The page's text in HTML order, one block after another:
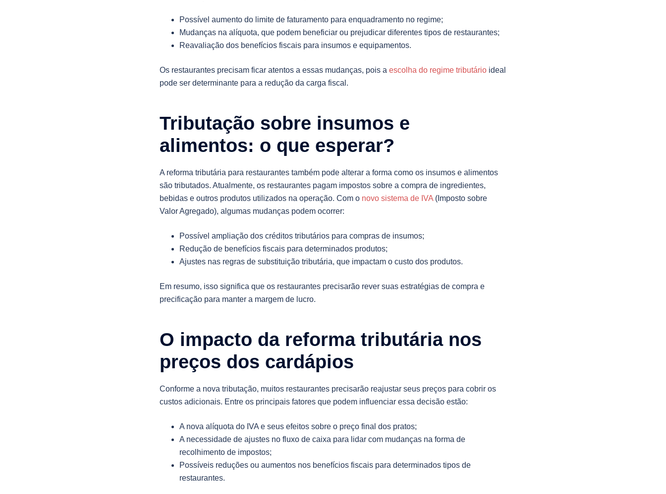
Possível aumento do limite de faturamento para enquadramento no regime;
Mudanças na alíquota, que podem beneficiar ou prejudicar diferentes tipos de restaurantes;
Reavaliação dos benefícios fiscais para insumos e equipamentos.
Os restaurantes precisam ficar atentos a essas mudanças, pois a escolha do regime tributário ideal
pode ser determinante para a redução da carga fiscal.
Tributação sobre insumos e
alimentos: o que esperar?
A reforma tributária para restaurantes também pode alterar a forma como os insumos e alimentos
são tributados. Atualmente, os restaurantes pagam impostos sobre a compra de ingredientes,
bebidas e outros produtos utilizados na operação. Com o novo sistema de IVA (Imposto sobre
Valor Agregado), algumas mudanças podem ocorrer:
Possível ampliação dos créditos tributários para compras de insumos;
Redução de benefícios fiscais para determinados produtos;
Ajustes nas regras de substituição tributária, que impactam o custo dos produtos.
Em resumo, isso significa que os restaurantes precisarão rever suas estratégias de compra e
precificação para manter a margem de lucro.
O impacto da reforma tributária nos
preços dos cardápios
Conforme a nova tributação, muitos restaurantes precisarão reajustar seus preços para cobrir os
custos adicionais. Entre os principais fatores que podem influenciar essa decisão estão:
A nova alíquota do IVA e seus efeitos sobre o preço final dos pratos;
A necessidade de ajustes no fluxo de caixa para lidar com mudanças na forma de
recolhimento de impostos;
Possíveis reduções ou aumentos nos benefícios fiscais para determinados tipos de
restaurantes.